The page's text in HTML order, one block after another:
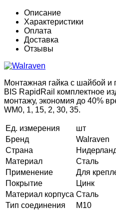
Описание
Характеристики
Оплата
Доставка
Отзывы
Монтажная гайка с шайбой и
BIS RapidRail комплектное
монтажу, экономия до 40%
WM0, 1, 15, 2, 30, 35.
Ед. измерения
шт
Бренд
Walraven
Страна
Материал
Сталь
Применение
Для
Покрытие
Цинк
Материал корпуса Сталь
Тип соединения
M10